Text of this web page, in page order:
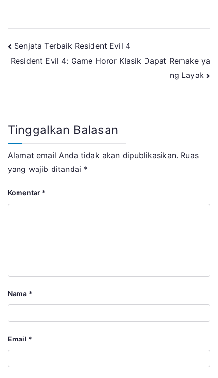
Navigasi
pos
Senjata Terbaik Resident Evil 4
Resident Evil 4: Game Horor Klasik Dapat Remake ya
ng Layak
Tinggalkan Balasan
Alamat email Anda tidak akan dipublikasikan. Ruas
yang wajib ditandai *
Komentar *
Nama *
Email *